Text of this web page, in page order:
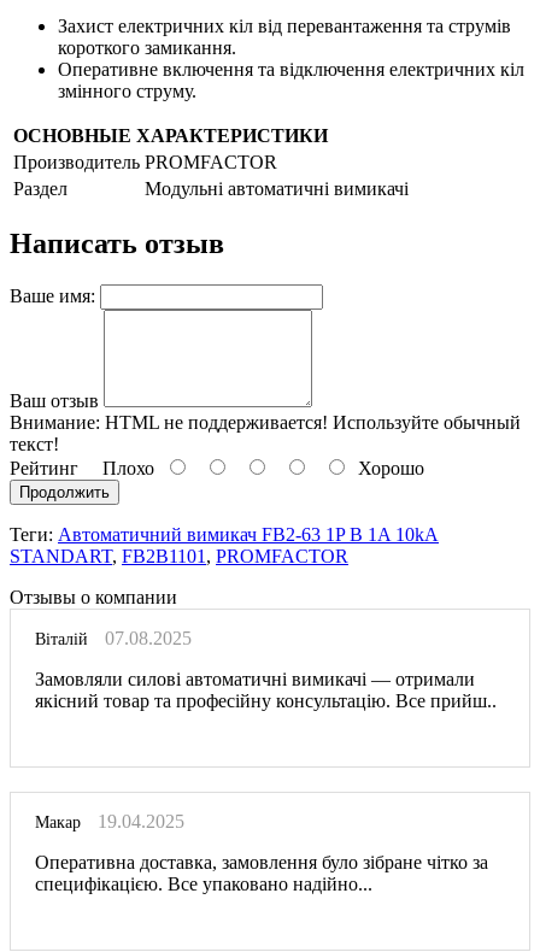
Захист електричних кіл від перевантаження та струмів
короткого замикання.
Оперативне включення та відключення електричних кіл
змінного струму.
ОСНОВНЫЕ ХАРАКТЕРИСТИКИ
Производитель PROMFACTOR
Раздел
Модульні автоматичні вимикачі
Написать отзыв
Ваше имя:
Ваш отзыв
Внимание: HTML не поддерживается! Используйте обычный
текст!
Рейтинг Плохо Хорошо
Продолжить
Теги: Автоматичний вимикач FB2-63 1P B 1A 10kA
STANDART, FB2B1101 , PROMFACTOR
Отзывы о компании
Віталій
07.08.2025
Замовляли силові автоматичні вимикачі — отримали
якісний товар та професійну консультацію. Все прийш..
Макар
19.04.2025
Оперативна доставка, замовлення було зібране чітко за
специфікацією. Все упаковано надійно...